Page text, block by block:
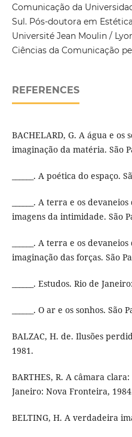
Comunicação da
Sul. Pós-doutora em
Université Jean Moulin /
Ciências da Comunicação
REFERENCES
BACHELARD, G. A água e os
imaginação da matéria. São
______. A poética do espaço.
______. A terra e os
imagens da intimidade. São
______. A terra e os
imaginação das forças. São
______. Estudos. Rio de
______. O ar e os sonhos.
BALZAC, H. de. Ilusões
1981.
BARTHES, R. A câmara
Janeiro: Nova Fronteira,
BELTING, H. A verdadeira